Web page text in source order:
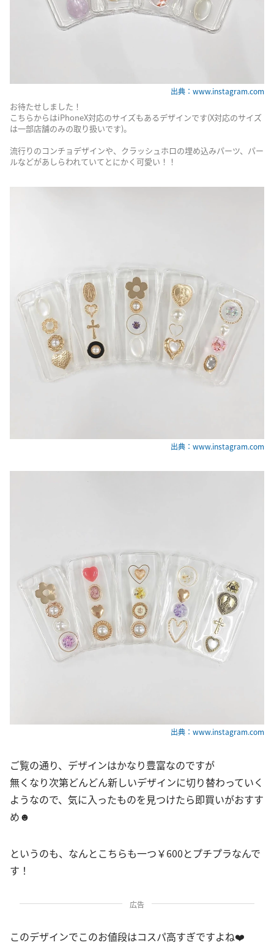
出典：www.instagram.com
お待たせしました！
こちらからはiPhoneX対応のサイズもあるデザインです(X対応のサイズ
は一部店舗のみの取り扱いです)。
流行りのコンチョデザインや、クラッシュホロの埋め込みパーツ、パー
ルなどがあしらわれていてとにかく可愛い！！
出典：www.instagram.com
出典：www.instagram.com
ご覧の通り、デザインはかなり豊富なのですが
無くなり次第どんどん新しいデザインに切り替わっていく
ようなので、気に入ったものを見つけたら即買いがおすす
め☻
というのも、なんとこちらも一つ￥600とプチプラなんで
す！
広告
このデザインでこのお値段はコスパ高すぎですよね❤️